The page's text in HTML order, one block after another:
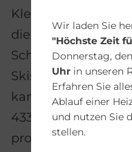
Kleiderhaken und
die den Boden
Schmutz schützt
Skischuhe, Helme
kann. Mit 1500
433 mm Tiefe fügt
problemlos ein.
Wir laden Sie
"Höchste Zeit
Donners­tag, den
Uhrin unseren
Er­fahren Sie
Ab­lauf einer
und nutzen Sie
stellen.